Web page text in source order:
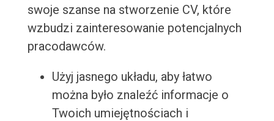
swoje szanse na stworzenie CV, które
wzbudzi zainteresowanie potencjalnych
pracodawców.
Użyj jasnego układu, aby łatwo
można było znaleźć informacje o
Twoich umiejętnościach i